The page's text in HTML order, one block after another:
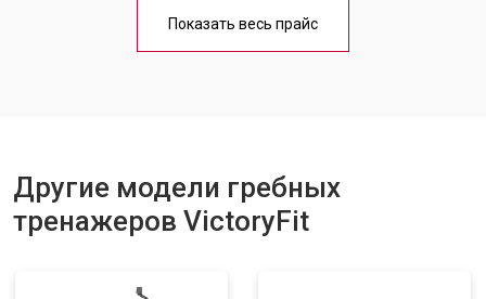
Показать весь прайс
Другие модели гребных
тренажеров VictoryFit